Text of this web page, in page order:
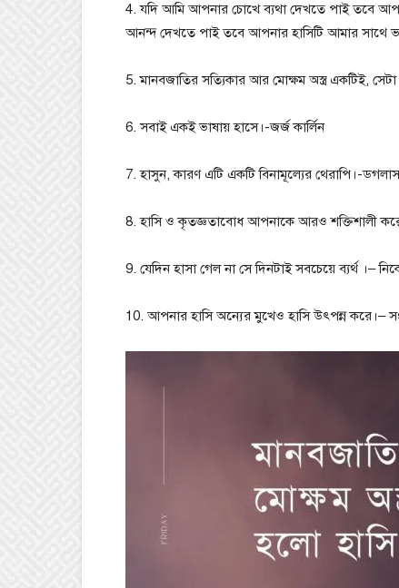
4. যদি আমি আপনার চোখে ব্যথা দেখতে পাই তবে
আনন্দ দেখতে পাই তবে আপনার হাসিটি আমার সাথে
5. মানবজাতির সত্যিকার আর মোক্ষম অস্ত্র একটিই,
6. সবাই একই ভাষায় হাসে।-জর্জ কার্লিন
7. হাসুন, কারণ এটি একটি বিনামূল্যের থেরাপি।-
8. হাসি ও কৃতজ্ঞতাবোধ আপনাকে আরও শক্তিশালী
9. যেদিন হাসা গেল না সে দিনটাই সবচেয়ে ব্যর্থ ।–
10. আপনার হাসি অন্যের মুখেও হাসি উৎপন্ন করে।–